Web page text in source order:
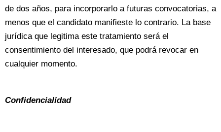
de dos años, para incorporarlo a futuras convocatorias, a
menos que el candidato manifieste lo contrario. La base
jurídica que legitima este tratamiento será el
consentimiento del interesado, que podrá revocar en
cualquier momento.
Confidencialidad